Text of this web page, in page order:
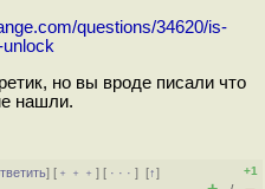
questions/34620/is-
но вы вроде писали что
нашли.
] [ ﹢﹢﹢] [ · · ·][↑]
+1